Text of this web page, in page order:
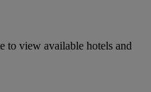
to view available hotels and